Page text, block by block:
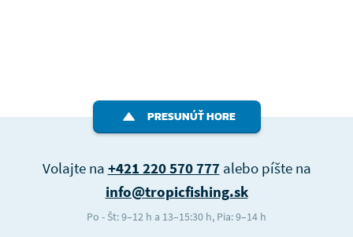
PRESUNÚŤ HORE
Volajte na +421 220 570 777alebo píšte na
info@tropicfishing.sk
Po - Št: 9–12 h a 13–15:30 h, Pia: 9–14 h